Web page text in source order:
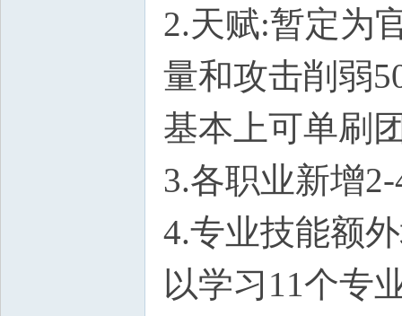
2.天赋:暂定为
量和攻击削弱
基本上可单刷
3.各职业新增
4.专业技能额
以学习11个专